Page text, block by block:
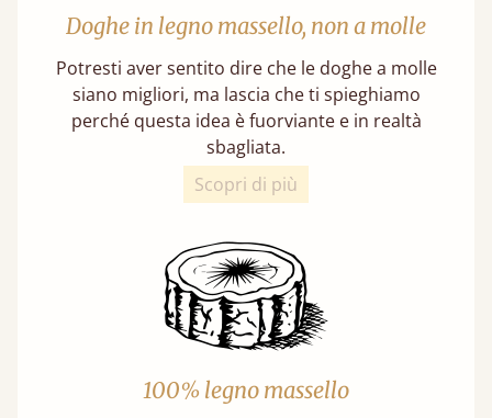
Doghe in legno massello, non a molle
Potresti aver sentito dire che le doghe a molle
siano migliori, ma lascia che ti spieghiamo
perché questa idea è fuorviante e in realtà
sbagliata.
Scopri di più
100% legno massello